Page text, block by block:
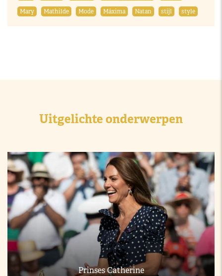
Mary
Mathilde Mode Máxima Natan stijl style
Uitgelichte onderwerpen
Prinses Catherine